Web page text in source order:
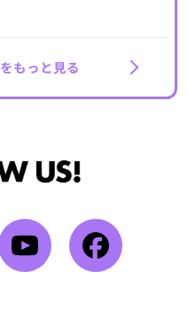
もっと見る